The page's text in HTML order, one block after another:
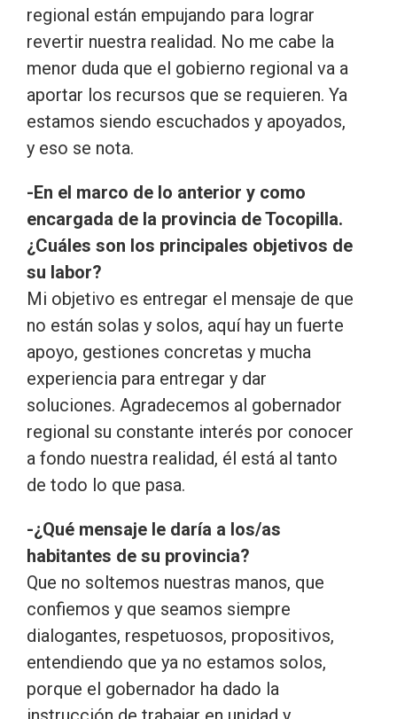
regional están empujando para lograr
revertir nuestra realidad. No me cabe la
menor duda que el gobierno regional va a
aportar los recursos que se requieren. Ya
estamos siendo escuchados y apoyados,
y eso se nota.
-En el marco de lo anterior y como
encargada de la provincia de Tocopilla.
¿Cuáles son los principales objetivos de
su labor?
Mi objetivo es entregar el mensaje de que
no están solas y solos, aquí hay un fuerte
apoyo, gestiones concretas y mucha
experiencia para entregar y dar
soluciones. Agradecemos al gobernador
regional su constante interés por conocer
a fondo nuestra realidad, él está al tanto
de todo lo que pasa.
-¿Qué mensaje le daría a los/as
habitantes de su provincia?
Que no soltemos nuestras manos, que
confiemos y que seamos siempre
dialogantes, respetuosos, propositivos,
entendiendo que ya no estamos solos,
porque el gobernador ha dado la